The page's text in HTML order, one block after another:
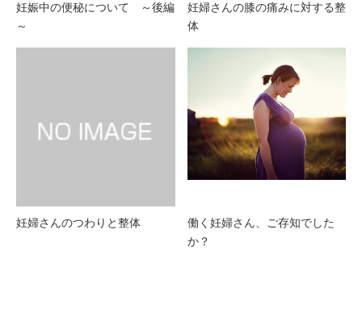
妊娠中の便秘について ～後編
～
妊婦さんの膝の痛みに対する整
体
妊婦さんのつわりと整体
働く妊婦さん、ご存知でした
か？